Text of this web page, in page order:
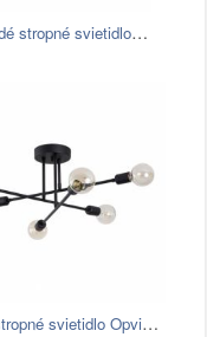
Svetlohnedé stropné svietidlo s…
Čierne stropné svietidlo Opviq lights…